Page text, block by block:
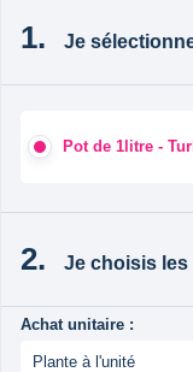
Je
Pot de 1litre -
Je choisis
Achat unitaire :
Plante à l'unité